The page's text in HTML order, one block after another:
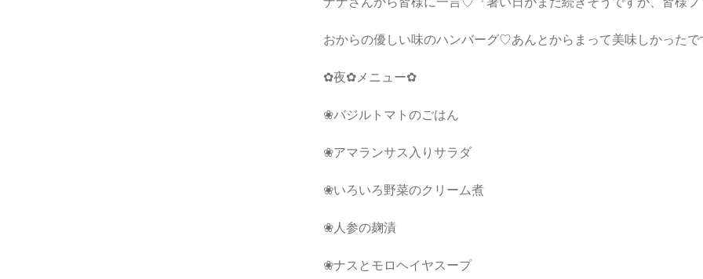
おからの優しい味のハンバーグ♡あんとからまって美味しかった
✿夜✿メニュー✿
❀バジルトマトのごはん
❀アマランサス入りサラダ
❀いろいろ野菜のクリーム煮
❀人参の麹漬
❀ナスとモロヘイヤスープ